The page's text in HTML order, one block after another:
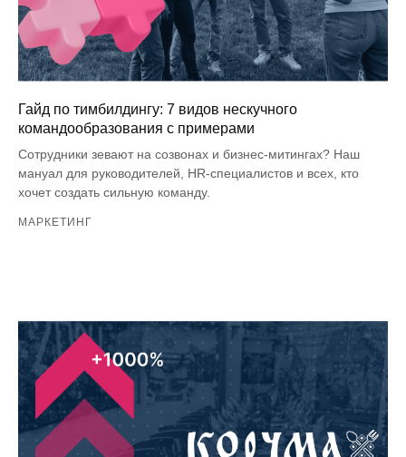
Гайд по тимбилдингу: 7 видов нескучного
командообразования с примерами
Сотрудники зевают на созвонах и бизнес-митингах? Наш
мануал для руководителей, HR-специалистов и всех, кто
хочет создать сильную команду.
МАРКЕТИНГ